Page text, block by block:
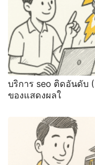
บริการ seo ติดอันดับ
ของแสดงผลใ